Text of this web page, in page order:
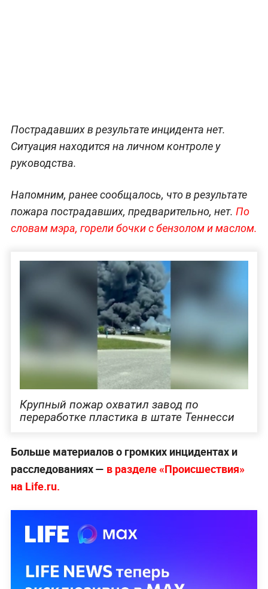
Пострадавших в результате инцидента нет.
Ситуация находится на личном контроле у
руководства.
Напомним, ранее сообщалось, что в результате
пожара пострадавших, предварительно, нет. По
словам мэра, горели бочки с бензолом и маслом.
Крупный пожар охватил завод по
переработке пластика в штате Теннесси
Больше материалов о громких инцидентах и
расследованиях — в разделе «Происшествия»
на Life.ru.